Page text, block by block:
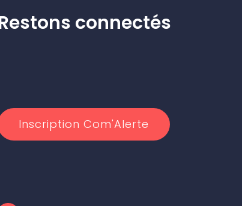
connectés
Inscription Com'Alerte